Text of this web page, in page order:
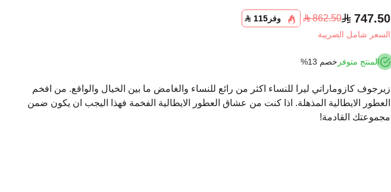
747.50
862.50 وفر 115
السعر شامل الضريبة
المنتج متوفر خصم 13%
زيرجوف كازوماراتي ليرا للنساء اكثر من رائع للنساء والغامض ما بين الخيال والواقع. من افخم
العطور الايطالية المذهلة. اذا كنت من عشاق العطور الايطالية الفخمة فهذا اليجب ان يكون ضمن
مجموعتك القادمة!